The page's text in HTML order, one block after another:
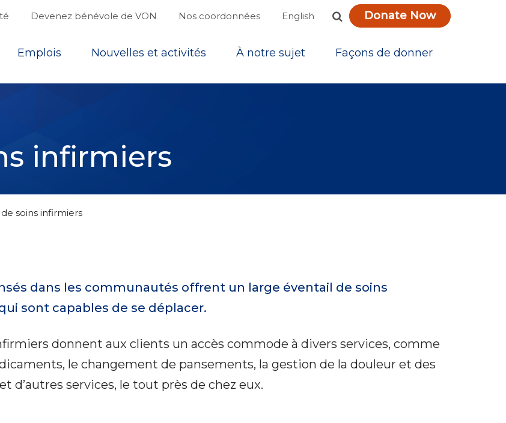
Devenez bénévole de VON Nos coordonnées English Donate Now
Emplois Nouvelles et activités À notre sujet Façons de donner
infirmiers
soins infirmiers
dans les communautés offrent un large éventail de soins
sont capables de se déplacer.
donnent aux clients un accès commode à divers services, comme
le changement de pansements, la gestion de la douleur et des
services, le tout près de chez eux.